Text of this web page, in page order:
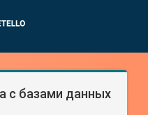
с базами данных